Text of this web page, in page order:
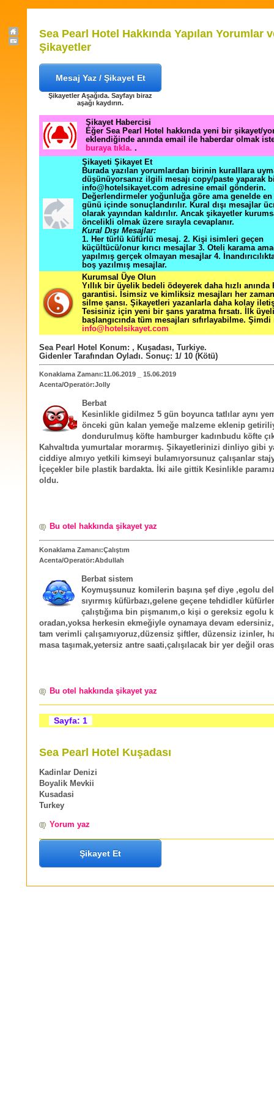
Sea Pearl Hotel Hakkında Yapılan Yorumlar
Şikayetler
Mesaj Yaz / Şikayet Et
Şikayetler Aşağıda. Sayfayı biraz
aşağı kaydırın.
Şikayet Habercisi
Eğer Sea Pearl Hotel hakkında yeni bir şikayet/
eklendiğinde anında email ile haberdar olmak
buraya tıkla. .
Şikayeti Şikayet Et
Burada yazılan yorumlardan birinin kuralllara
düşünüyorsanız ilgili mesajı copy/paste yaparak
info@hotelsikayet.com adresine email gönderin.
Değerlendirmeler yoğunluğa göre ama genelde
günü içinde sonuçlandırılır. Kural dışı mesajlar
olarak yayından kaldırılır. Ancak şikayetler
öncelikli olmak üzere sırayla cevaplanır.
Kural Dışı Mesajlar:
1. Her türlü küfürlü mesaj. 2. Kişi isimleri geçen
küçültücü/onur kırıcı mesajlar 3. Oteli karama
yapılmış gerçek olmayan mesajlar 4.
boş yazılmış mesajlar.
Kurumsal Üye Olun
Yıllık bir üyelik bedeli ödeyerek daha hızlı
garantisi. İsimsiz ve kimliksiz mesajları her zaman
silme şansı. Şikayetleri yazanlarla daha kolay
Tesisiniz için yeni bir şans yaratma fırsatı. İlk
başlangıcında tüm mesajları sıfırlayabilme. Şimdi
info@hotelsikayet.com
Sea Pearl Hotel Konum: , Kuşadası, Turkiye.
Gidenler Tarafından Oyladı. Sonuç: 1/ 10 (Kötü)
Konaklama Zamanı:11.06.2019 _ 15.06.2019
Acenta/Operatör:Jolly
Berbat
Kesinlikle gidilmez 5 gün boyunca tatlılar aynı
önceki gün kalan yemeğe malzeme eklenip
dondurulmuş köfte hamburger kadınbudu köfte
Kahvaltıda yumurtalar morarmış. Şikayetlerinizi dinliyo gibi
ciddiye almıyo yetkili kimseyi bulamıyorsunuz çalışanlar
İçeçekler bile plastik bardakta. İki aile gittik Kesinlikle
oldu.
Bu otel hakkında şikayet yaz
Konaklama Zamanı:Çalıştım
Acenta/Operatör:Abdullah
Berbat sistem
Koymuşsunuz komilerin başına şef diye ,egolu
sıyırmış küfürbazı,gelene geçene tehdidler
çalıştığıma bin pişmanım,o kişi o gereksiz egolu
oradan,yoksa herkesin ekmeğiyle oynamaya devam
tam verimli çalışamıyoruz,düzensiz şiftler, düzensiz izinler,
masa taşımak,yetersiz antre saati,çalışılacak bir yer değil
Bu otel hakkında şikayet yaz
Sayfa: 1
Sea Pearl Hotel Kuşadası
Kadinlar Denizi
Boyalik Mevkii
Kusadasi
Turkey
Yorum yaz
Şikayet Et